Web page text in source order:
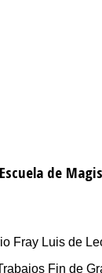
de
Fray Luis de
Fin de